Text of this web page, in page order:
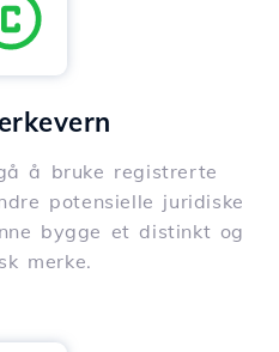
å bruke registrerte
potensielle juridiske
bygge et distinkt og
merke.